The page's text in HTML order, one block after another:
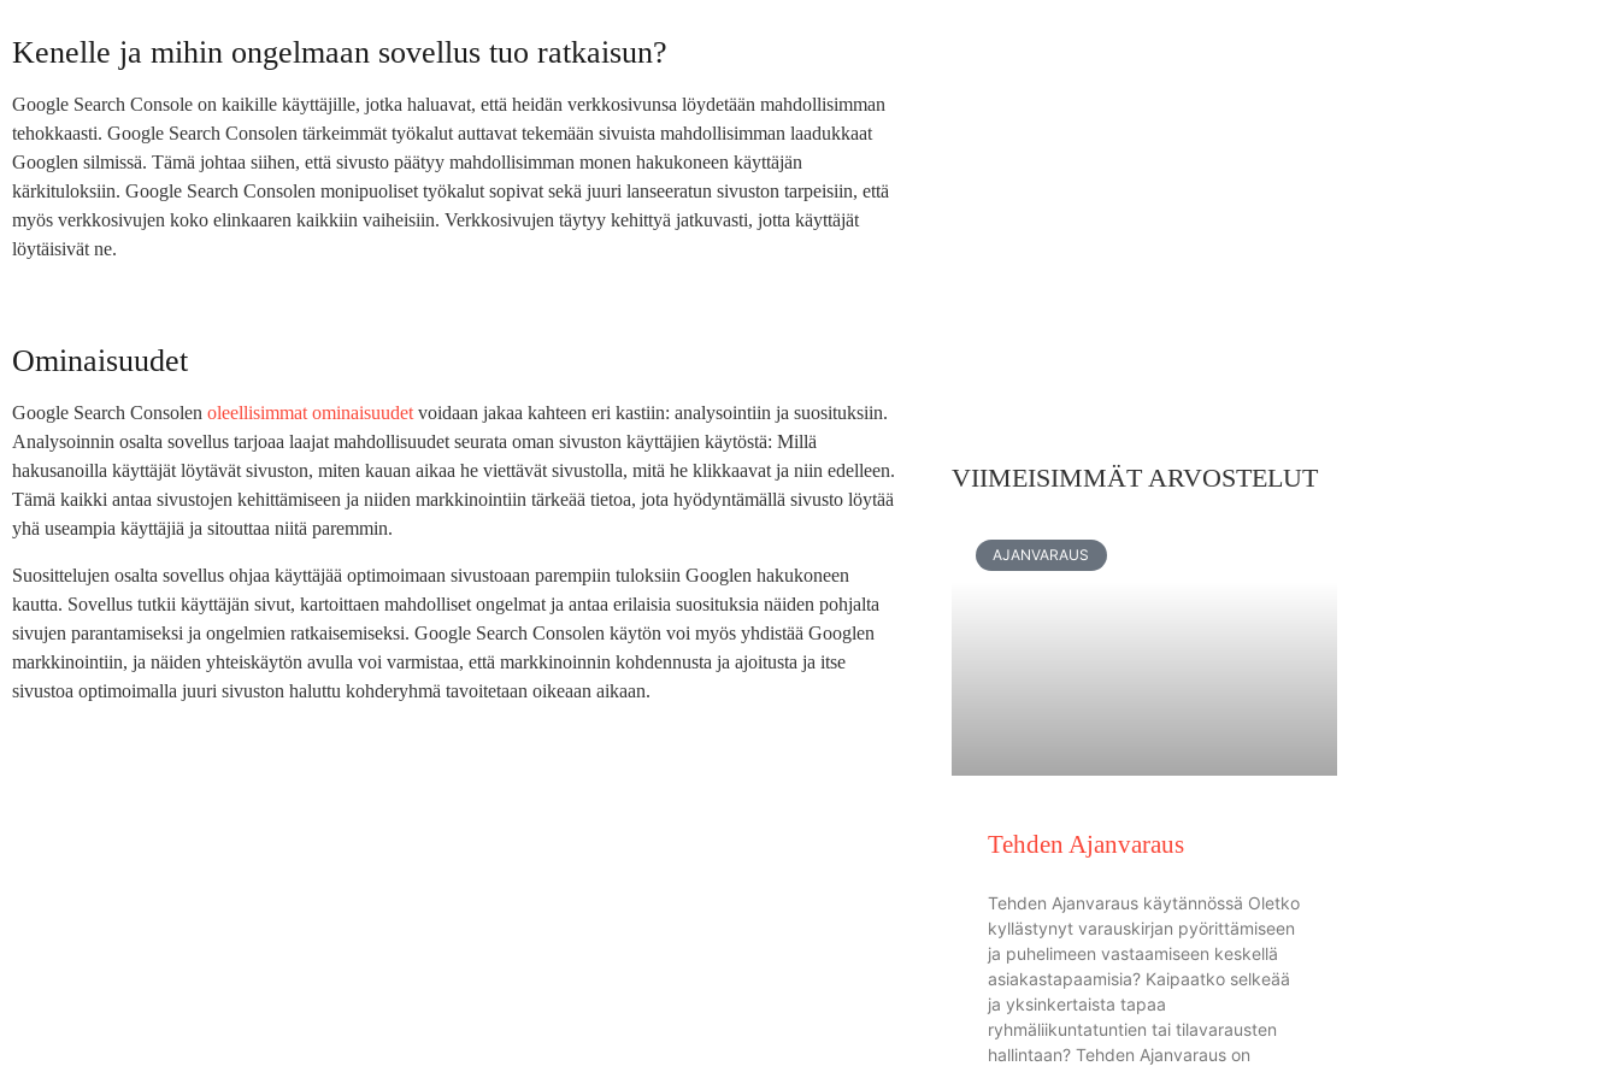
Kenelle ja mihin ongelmaan sovellus tuo ratkaisun?
Google Search Console on kaikille käyttäjille, jotka haluavat, että heidän verkkosivunsa löydetään mahdollisimman
tehokkaasti. Google Search Consolen tärkeimmät työkalut auttavat tekemään sivuista mahdollisimman laadukkaat
Googlen silmissä. Tämä johtaa siihen, että sivusto päätyy mahdollisimman monen hakukoneen käyttäjän
kärkituloksiin. Google Search Consolen monipuoliset työkalut sopivat sekä juuri lanseeratun sivuston tarpeisiin, että
myös verkkosivujen koko elinkaaren kaikkiin vaiheisiin. Verkkosivujen täytyy kehittyä jatkuvasti, jotta käyttäjät
löytäisivät ne.
Ominaisuudet
Google Search Consolen oleellisimmat ominaisuudetvoidaan jakaa kahteen eri kastiin: analysointiin ja suosituksiin.
Analysoinnin osalta sovellus tarjoaa laajat mahdollisuudet seurata oman sivuston käyttäjien käytöstä: Millä
hakusanoilla käyttäjät löytävät sivuston, miten kauan aikaa he viettävät sivustolla, mitä he klikkaavat ja niin edelleen.
Tämä kaikki antaa sivustojen kehittämiseen ja niiden markkinointiin tärkeää tietoa, jota hyödyntämällä sivusto löytää
yhä useampia käyttäjiä ja sitouttaa niitä paremmin.
Suosittelujen osalta sovellus ohjaa käyttäjää optimoimaan sivustoaan parempiin tuloksiin Googlen hakukoneen
kautta. Sovellus tutkii käyttäjän sivut, kartoittaen mahdolliset ongelmat ja antaa erilaisia suosituksia näiden pohjalta
sivujen parantamiseksi ja ongelmien ratkaisemiseksi. Google Search Consolen käytön voi myös yhdistää Googlen
markkinointiin, ja näiden yhteiskäytön avulla voi varmistaa, että markkinoinnin kohdennusta ja ajoitusta ja itse
sivustoa optimoimalla juuri sivuston haluttu kohderyhmä tavoitetaan oikeaan aikaan.
VIIMEISIMMÄT ARVOSTELUT
AJANVARAUS
Tehden Ajanvaraus
Tehden Ajanvaraus käytännössä Oletko
kyllästynyt varauskirjan pyörittämiseen
ja puhelimeen vastaamiseen keskellä
asiakastapaamisia? Kaipaatko selkeää
ja yksinkertaista tapaa
ryhmäliikuntatuntien tai tilavarausten
hallintaan? Tehden Ajanvaraus on